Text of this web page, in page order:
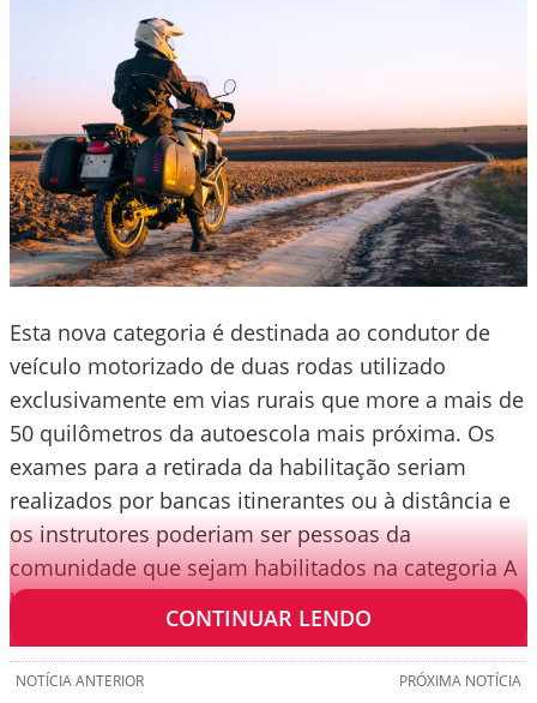
Esta nova categoria é destinada ao condutor de
veículo motorizado de duas rodas utilizado
exclusivamente em vias rurais que more a mais de
50 quilômetros da autoescola mais próxima. Os
exames para a retirada da habilitação seriam
realizados por bancas itinerantes ou à distância e
os instrutores poderiam ser pessoas da
comunidade que sejam habilitados na categoria A
há pelo menos três anos.
CONTINUAR LENDO
PRÓXIMA NOTÍCIA
NOTÍCIA ANTERIOR